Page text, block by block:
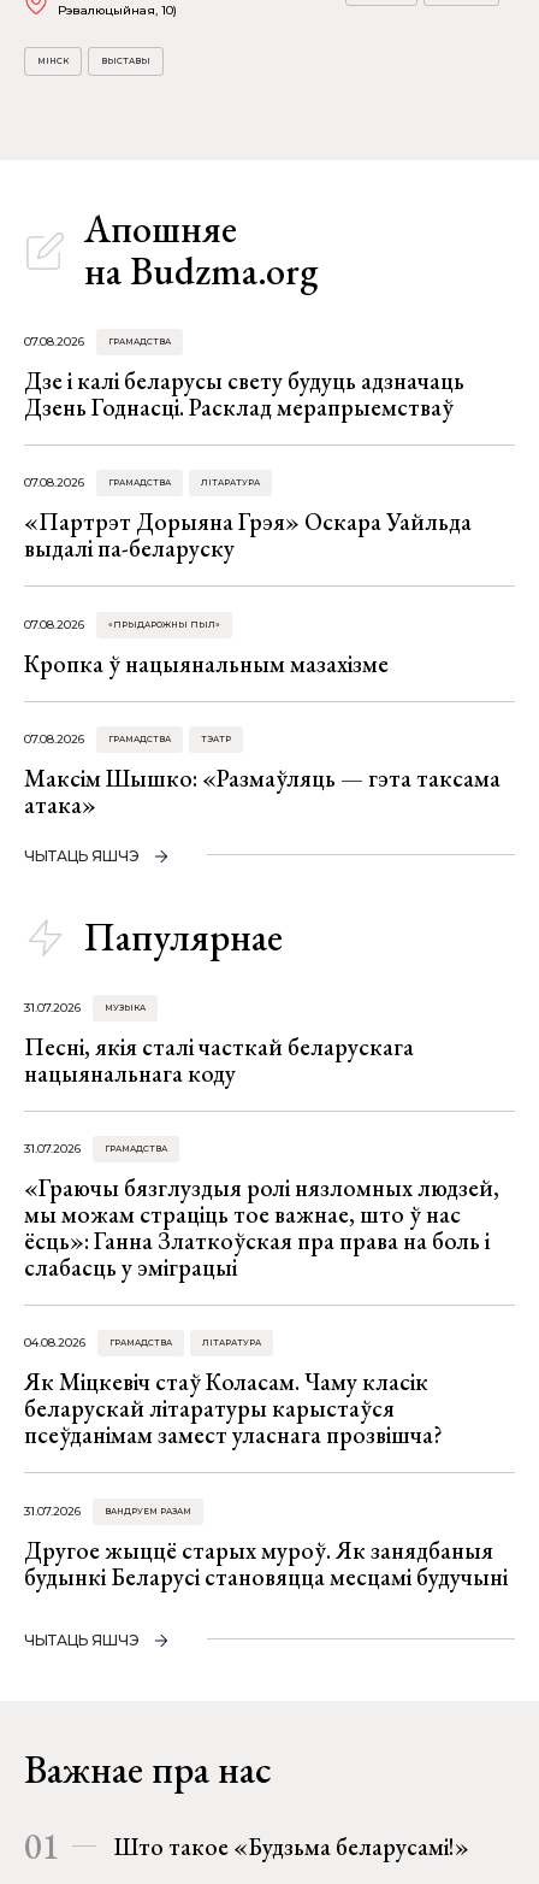
Рэвалюцыйная, 10)
МІНСК ВЫСТАВЫ
Апошняе
на Budzma.org
07.08.2026 ГРАМАДСТВА
Дзе і калі беларусы свету будуць адзначаць
Дзень Годнасці. Расклад мерапрыемстваў
07.08.2026 ГРАМАДСТВА ЛІТАРАТУРА
«Партрэт Дорыяна Грэя» Оскара Уайльда
выдалі па-беларуску
07.08.2026 «ПРЫДАРОЖНЫ ПЫЛ»
Кропка ў нацыянальным мазахізме
07.08.2026 ГРАМАДСТВА ТЭАТР
Максім Шышко: «Размаўляць — гэта таксама
атака»
ЧЫТАЦЬ ЯШЧЭ
Папулярнае
31.07.2026 МУЗЫКА
Песні, якія сталі часткай беларускага
нацыянальнага коду
31.07.2026 ГРАМАДСТВА
«Граючы бязглуздыя ролі нязломных людзей,
мы можам страціць тое важнае, што ў нас
ёсць»: Ганна Златкоўская пра права на боль і
слабасць у эміграцыі
04.08.2026 ГРАМАДСТВА ЛІТАРАТУРА
Як Міцкевіч стаў Коласам. Чаму класік
беларускай літаратуры карыстаўся
псеўданімам замест уласнага прозвішча?
31.07.2026 ВАНДРУЕМ РАЗАМ
Другое жыццё старых муроў. Як занядбаныя
будынкі Беларусі становяцца месцамі будучыні
ЧЫТАЦЬ ЯШЧЭ
Важнае пра нас
01 Што такое «Будзьма беларусамі!»